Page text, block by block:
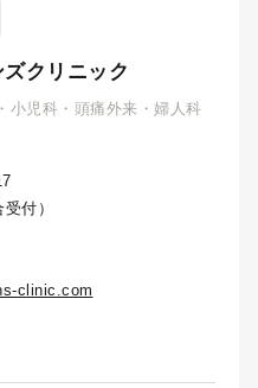
クリニック
小児科・頭痛外来・婦人科
付）
clinic.com